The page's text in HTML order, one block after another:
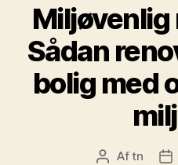
Miljøvenlig
Sådan
bolig med
Aftn